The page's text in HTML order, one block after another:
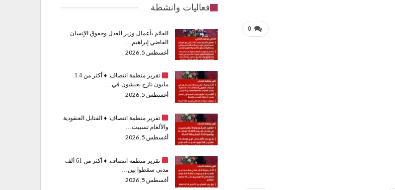
0
فعاليات وانشطة
القائم بأعمال وزير العدل وحقوق الإنسان
القاضي إبراهيم…
أغسطس 5, 2026
تقرير منظمة انتصاف: ♦️
أكثر من 1.4
مليون نازح يعيشون في…
أغسطس 5, 2026
تقرير منظمة انتصاف: ♦️القنابل العنقودية
والألغام تسببت…
أغسطس 5, 2026
تقرير منظمة انتصاف: ♦️
أكثر من 61 ألف
مدني سقطوا بين…
أغسطس 5, 2026